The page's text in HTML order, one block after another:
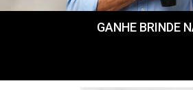
GANHE BRINDE